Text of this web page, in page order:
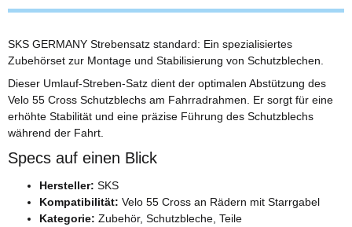
SKS GERMANY Strebensatz standard: Ein spezialisiertes
Zubehörset zur Montage und Stabilisierung von Schutzblechen.
Dieser Umlauf-Streben-Satz dient der optimalen Abstützung des
Velo 55 Cross Schutzblechs am Fahrradrahmen. Er sorgt für eine
erhöhte Stabilität und eine präzise Führung des Schutzblechs
während der Fahrt.
Specs auf einen Blick
Hersteller: SKS
Kompatibilität: Velo 55 Cross an Rädern mit Starrgabel
Kategorie: Zubehör, Schutzbleche, Teile